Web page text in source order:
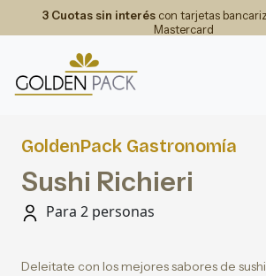
3 Cuotas sin interéscon tarjetas
Mastercard
GoldenPack Gastronomía
Sushi Richieri
Para 2 personas
Deleitate con los mejores sabores de